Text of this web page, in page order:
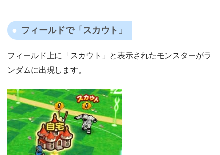
フィールドで「スカウト」
フィールド上に「スカウト」と表示されたモンスターがラ
ンダムに出現します。